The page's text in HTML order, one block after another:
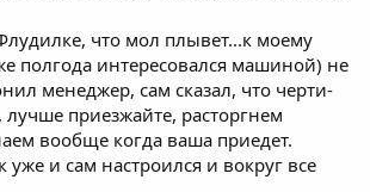
что мол плывет...к моему
полгода интересовался машиной) не
менеджер, сам сказал, что черти-
лучше приезжайте, расторгнем
вообще когда ваша приедет.
уже и сам настроился и вокруг все